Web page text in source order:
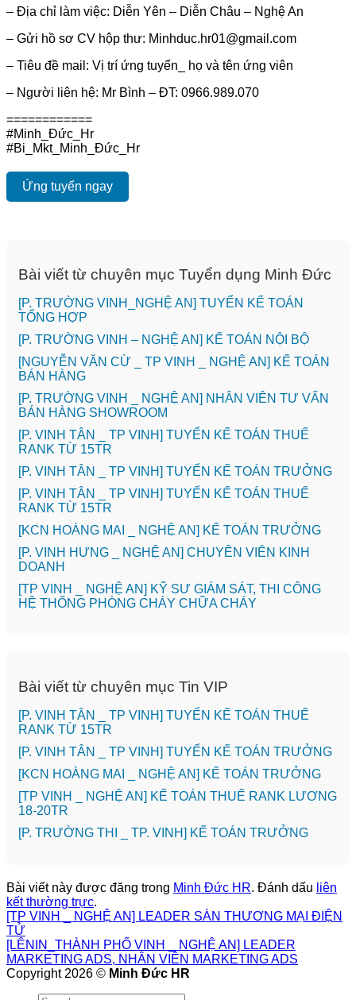
– Địa chỉ làm việc: Diễn Yên – Diễn Châu – Nghệ An
– Gửi hồ sơ CV hộp thư: Minhduc.hr01@gmail.com
– Tiêu đề mail: Vị trí ứng tuyển_ họ và tên ứng viên
– Người liên hệ: Mr Bình – ĐT: 0966.989.070
============
#Minh_Đức_Hr
#Bi_Mkt_Minh_Đức_Hr
Ứng tuyển ngay
Bài viết từ chuyên mục Tuyển dụng Minh Đức
[P. TRƯỜNG VINH_NGHỆ AN] TUYỂN KẾ TOÁN
TỔNG HỢP
[P. TRƯỜNG VINH – NGHỆ AN] KẾ TOÁN NỘI BỘ
[NGUYỄN VĂN CỪ _ TP VINH _ NGHỆ AN] KẾ TOÁN
BÁN HÀNG
[P. TRƯỜNG VINH _ NGHỆ AN] NHÂN VIÊN TƯ VẤN
BÁN HÀNG SHOWROOM
[P. VINH TÂN _ TP VINH] TUYỂN KẾ TOÁN THUẾ
RANK TỪ 15TR
[P. VINH TÂN _ TP VINH] TUYỂN KẾ TOÁN TRƯỞNG
[P. VINH TÂN _ TP VINH] TUYỂN KẾ TOÁN THUẾ
RANK TỪ 15TR
️[KCN HOÀNG MAI _ NGHỆ AN] KẾ TOÁN TRƯỞNG
️[P. VINH HƯNG _ NGHỆ AN] CHUYÊN VIÊN KINH
DOANH
[TP VINH _ NGHỆ AN] KỸ SƯ GIÁM SÁT, THI CÔNG
HỆ THỐNG PHÒNG CHÁY CHỮA CHÁY
Bài viết từ chuyên mục Tin VIP
[P. VINH TÂN _ TP VINH] TUYỂN KẾ TOÁN THUẾ
RANK TỪ 15TR
[P. VINH TÂN _ TP VINH] TUYỂN KẾ TOÁN TRƯỞNG
️[KCN HOÀNG MAI _ NGHỆ AN] KẾ TOÁN TRƯỞNG
[TP VINH _ NGHỆ AN] KẾ TOÁN THUẾ RANK LƯƠNG
18-20TR
️[P. TRƯỜNG THI _ TP. VINH] KẾ TOÁN TRƯỞNG
Bài viết này được đăng trong Minh Đức HR. Đánh dấu liên
kết thường trực.
[TP VINH _ NGHỆ AN] LEADER SÀN THƯƠNG MẠI ĐIỆN
TỬ
️[LÊNIN_THÀNH PHỐ VINH _ NGHỆ AN] LEADER
MARKETING ADS, NHÂN VIÊN MARKETING ADS
Copyright 2026 © Minh Đức HR